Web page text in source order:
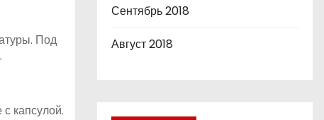
Под
капсулой.
Сентябрь 2018
Август 2018